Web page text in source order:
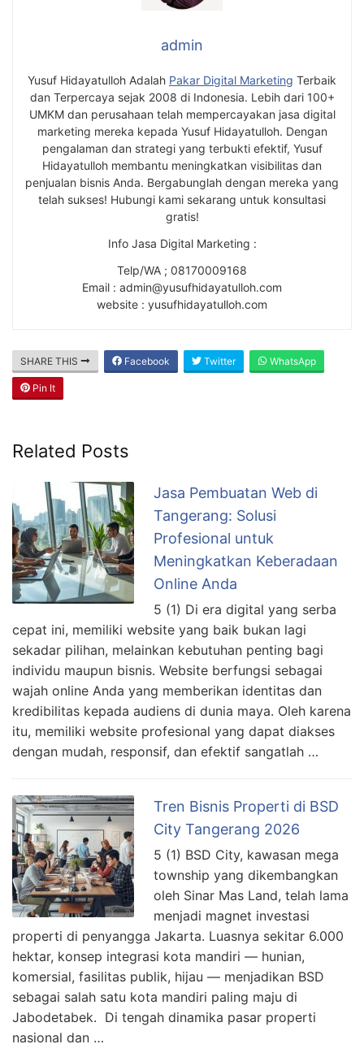
admin
Yusuf Hidayatulloh Adalah Pakar Digital Marketing Terbaik
dan Terpercaya sejak 2008 di Indonesia. Lebih dari 100+
UMKM dan perusahaan telah mempercayakan jasa digital
marketing mereka kepada Yusuf Hidayatulloh. Dengan
pengalaman dan strategi yang terbukti efektif, Yusuf
Hidayatulloh membantu meningkatkan visibilitas dan
penjualan bisnis Anda. Bergabunglah dengan mereka yang
telah sukses! Hubungi kami sekarang untuk konsultasi
gratis!
Info Jasa Digital Marketing :
Telp/WA ; 08170009168
Email : admin@yusufhidayatulloh.com
website : yusufhidayatulloh.com
SHARE THIS Facebook Twitter WhatsApp
Pin It
Related Posts
Jasa Pembuatan Web di
Tangerang: Solusi
Profesional untuk
Meningkatkan Keberadaan
Online Anda
5 (1) Di era digital yang serba
cepat ini, memiliki website yang baik bukan lagi
sekadar pilihan, melainkan kebutuhan penting bagi
individu maupun bisnis. Website berfungsi sebagai
wajah online Anda yang memberikan identitas dan
kredibilitas kepada audiens di dunia maya. Oleh karena
itu, memiliki website profesional yang dapat diakses
dengan mudah, responsif, dan efektif sangatlah …
Tren Bisnis Properti di BSD
City Tangerang 2026
5 (1) BSD City, kawasan mega
township yang dikembangkan
oleh Sinar Mas Land, telah lama
menjadi magnet investasi
properti di penyangga Jakarta. Luasnya sekitar 6.000
hektar, konsep integrasi kota mandiri — hunian,
komersial, fasilitas publik, hijau — menjadikan BSD
sebagai salah satu kota mandiri paling maju di
Jabodetabek. Di tengah dinamika pasar properti
nasional dan …